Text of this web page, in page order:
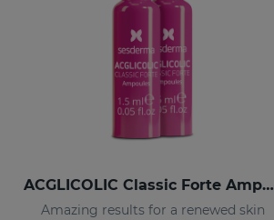
ACGLICOLIC Classic Forte Ampoules
Amazing results for a renewed skin